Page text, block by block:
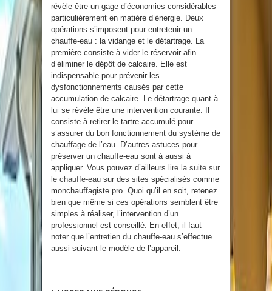
révèle être un gage d’économies considérables
particulièrement en matière d’énergie. Deux
opérations s’imposent pour entretenir un
chauffe-eau : la vidange et le détartrage. La
première consiste à vider le réservoir afin
d’éliminer le dépôt de calcaire. Elle est
indispensable pour prévenir les
dysfonctionnements causés par cette
accumulation de calcaire. Le détartrage quant à
lui se révèle être une intervention courante. Il
consiste à retirer le tartre accumulé pour
s’assurer du bon fonctionnement du système de
chauffage de l’eau. D’autres astuces pour
préserver un chauffe-eau sont à aussi à
appliquer. Vous pouvez d’ailleurs lire la suite sur
le chauffe-eau sur des sites spécialisés comme
monchauffagiste.pro. Quoi qu’il en soit, retenez
bien que même si ces opérations semblent être
simples à réaliser, l’intervention d’un
professionnel est conseillé. En effet, il faut
noter que l’entretien du chauffe-eau s’effectue
aussi suivant le modèle de l’appareil.